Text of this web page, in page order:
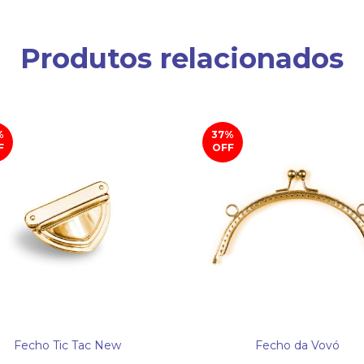
Produtos relacionados
Fecho Tic Tac New
37%
OFF
Fecho da Vovó